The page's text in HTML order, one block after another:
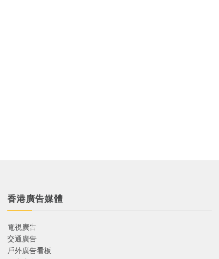
香港廣告媒體
電視廣告
交通廣告
戶外廣告看板